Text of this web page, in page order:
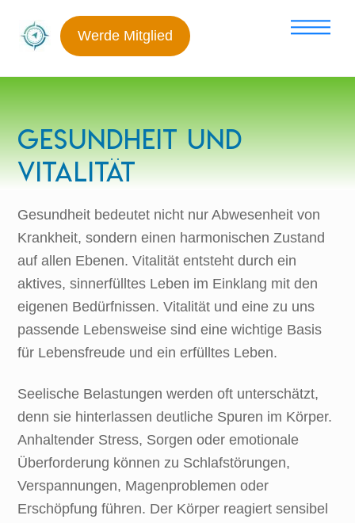
Werde Mitglied
Gesundheit und
Vitalität
Gesundheit bedeutet nicht nur Abwesenheit von
Krankheit, sondern einen harmonischen Zustand
auf allen Ebenen. Vitalität entsteht durch ein
aktives, sinnerfülltes Leben im Einklang mit den
eigenen Bedürfnissen. Vitalität und eine zu uns
passende Lebensweise sind eine wichtige Basis
für Lebensfreude und ein erfülltes Leben.
Seelische Belastungen werden oft unterschätzt,
denn sie hinterlassen deutliche Spuren im Körper.
Anhaltender Stress, Sorgen oder emotionale
Überforderung können zu Schlafstörungen,
Verspannungen, Magenproblemen oder
Erschöpfung führen. Der Körper reagiert sensibel